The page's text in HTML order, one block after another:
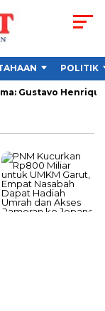
POLITIK
Gustavo